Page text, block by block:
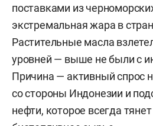
поставками из
экстремальная жара в
Растительные масла
уровней — выше не были с
Причина — активный спрос
со стороны Индонезии и
нефти, которое всегда